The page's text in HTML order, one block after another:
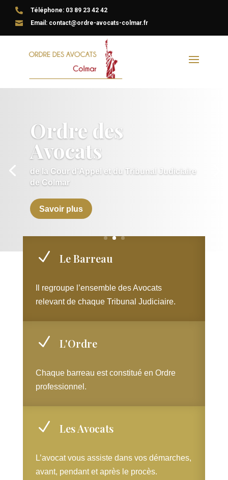
 Téléphone: 03 89 23 42 42
 Email: contact@ordre-avocats-colmar.fr
Ordre des
Avocats
de la Cour d’Appel et du Tribunal Judiciaire
de Colmar
Savoir plus
N Le Barreau
Il regroupe l’ensemble des Avocats
relevant de chaque Tribunal Judiciaire.
N L'Ordre
Chaque barreau est constitué en Ordre
professionnel.
N Les Avocats
L’avocat vous assiste dans vos démarches,
avant, pendant et après le procès.